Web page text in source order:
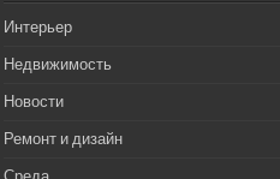
Интерьер
Недвижимость
Новости
Ремонт и дизайн